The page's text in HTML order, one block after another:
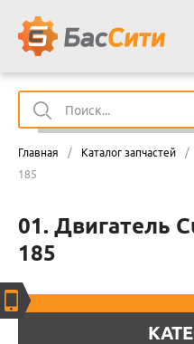
Главная / Каталог запчастей /
185
01. Двигатель
185
ОПЛАТА